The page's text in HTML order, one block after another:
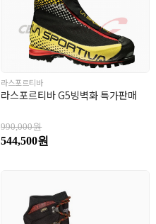
라스포르티바
라스포르티바 G5빙벽화 특가판매
990,000원
544,500원